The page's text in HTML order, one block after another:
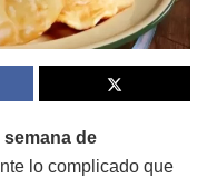
semana de
lo complicado que